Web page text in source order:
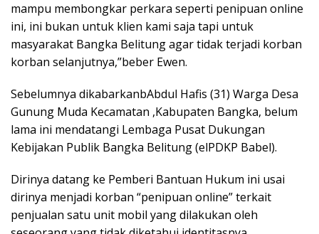
mampu membongkar perkara seperti penipuan online
ini, ini bukan untuk klien kami saja tapi untuk
masyarakat Bangka Belitung agar tidak terjadi korban
korban selanjutnya,”beber Ewen.
Sebelumnya dikabarkanbAbdul Hafis (31) Warga Desa
Gunung Muda Kecamatan ,Kabupaten Bangka, belum
lama ini mendatangi Lembaga Pusat Dukungan
Kebijakan Publik Bangka Belitung (elPDKP Babel).
Dirinya datang ke Pemberi Bantuan Hukum ini usai
dirinya menjadi korban “penipuan online” terkait
penjualan satu unit mobil yang dilakukan oleh